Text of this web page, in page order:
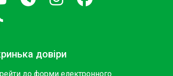
довіри
до форми електронного